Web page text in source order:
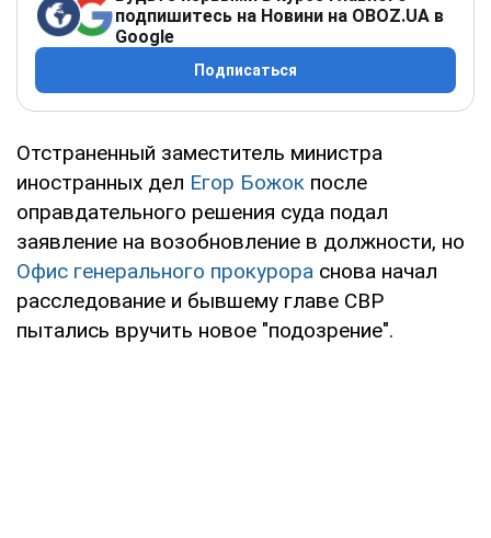
подпишитесь на Новини на OBOZ.UA в
Google
Подписаться
Отстраненный заместитель министра
иностранных дел Егор Божок после
оправдательного решения суда подал
заявление на возобновление в должности, но
Офис генерального прокурора снова начал
расследование и бывшему главе СВР
пытались вручить новое "подозрение".